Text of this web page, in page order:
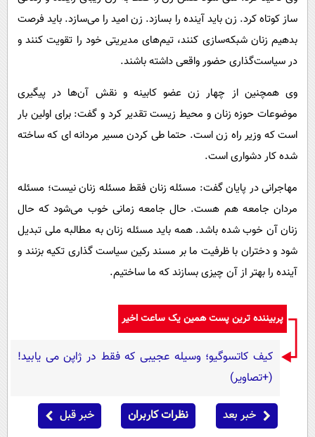
ساز کوتاه کرد. زن باید آینده را بسازد. زن امید را می‌سازد. باید فرصت
بدهیم زنان شبکه‌سازی کنند، تیم‌های مدیریتی خود را تقویت کنند و
در سیاست‌گذاری حضور واقعی داشته باشند.
وی همچنین از چهار زن عضو کابینه و نقش آن‌ها در پیگیری
موضوعات حوزه زنان و محیط زیست تقدیر کرد و گفت: برای اولین بار
است که وزیر راه زن است. حتما طی کردن مسیر مردانه ای که ساخته
شده کار دشواری است.
مهاجرانی در پایان گفت: مسئله زنان فقط مسئله زنان نیست؛ مسئله
مردان جامعه هم هست. حال جامعه زمانی خوب می‌شود که حال
زنان آن خوب شده باشد. همه باید مسئله زنان به مطالبه ملی تبدیل
شود و دختران با ظرفیت ما بر مسند رکین سیاست گذاری تکیه بزنند و
آینده را بهتر از آن چیزی بسازند که ما ساختیم.
پربیننده ترین پست همین یک ساعت اخیر
کیف کاتسوگیو؛ وسیله عجیبی که فقط در ژاپن می یابید!
(+تصاویر)
خبر بعد نظرات کاربران خبر قبل